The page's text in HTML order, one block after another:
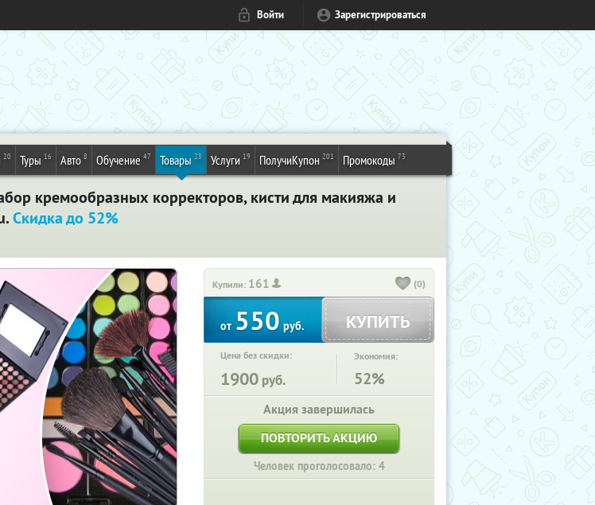
Войти Зарегистрироваться
20 Туры 16 Авто 8 Обучение 47 Товары 28 Услуги 19 ПолучиКупон 201 Промокоды 73
кремообразных корректоров, кисти для макияжа и
Скидка до 52%
Купили: 161 (0)
от550руб. КУПИТЬ
Цена без скидки:
1900 руб.
Экономия:
52%
Акция завершилась
ПОВТОРИТЬ АКЦИЮ
Человек проголосовало: 4